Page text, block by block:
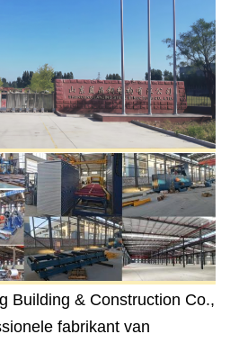
Building & Construction Co.,
fabrikant van